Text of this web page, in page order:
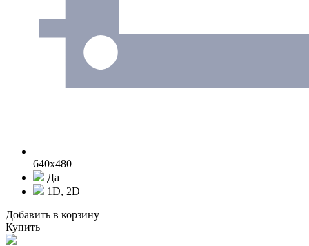
640х480
Да
1D, 2D
Добавить в корзину
Купить